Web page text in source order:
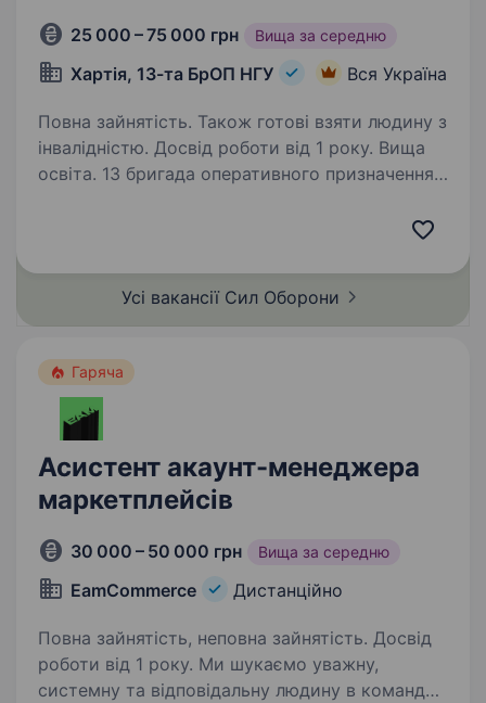
25 000 – 75 000 грн Вища за середню
Хартія, 13-та БрОП НГУ Вся Україна
Повна зайнятість. Також готові взяти людину з
інвалідністю. Досвід роботи від 1 року. Вища
освіта. 13 бригада оперативного призначення
та можливістю професійного зростання і
реалізації свого…Усі вакансії Сил Оборони
Гаряча
Асистент акаунт-менеджера
маркетплейсів
30 000 – 50 000 грн Вища за середню
EamCommerce Дистанційно
Повна зайнятість, неповна зайнятість. Досвід
роботи від 1 року. Ми шукаємо уважну,
системну та відповідальну людину в команду